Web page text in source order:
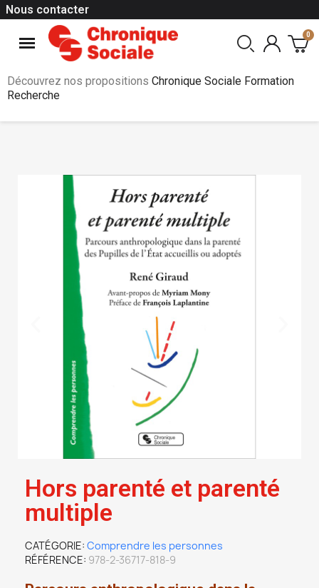
Nous contacter
Découvrez nos propositions Chronique Sociale Formation
Recherche
Hors parenté et parenté
multiple
CATÉGORIE Comprendre les personnes
RÉFÉRENCE 978-2-36717-818-9